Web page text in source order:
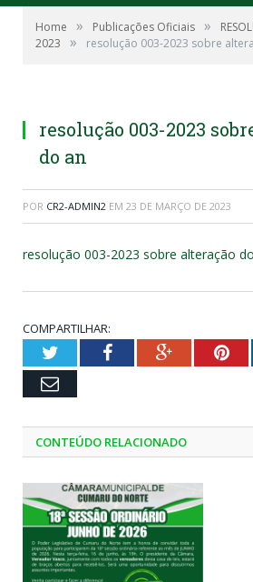
Home » Publicações Oficiais »
2023
» resolução 003-2023 sobre
resolução 003-2023
do an
POR CR2-ADMIN2 EM 23 DE MARÇO DE 2023
resolução 003-2023 sobre alteração
COMPARTILHAR:
TwitterFacebookGoogle+
Email
CONTEÚDO RELACIONADO